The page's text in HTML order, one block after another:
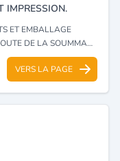
IMPRESSION.
ET EMBALLAGE
LA SOUMMAM JIJEL - JIJEL
VERS LA PAGE